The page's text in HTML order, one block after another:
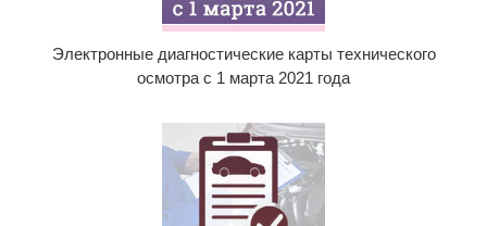
Электронные диагностические карты технического
осмотра с 1 марта 2021 года